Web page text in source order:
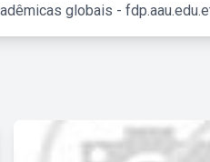
globais -